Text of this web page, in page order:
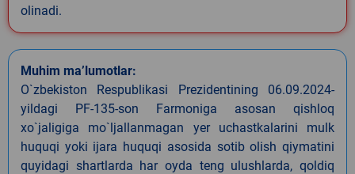
olinadi.
Muhim ma’lumotlar:
O`zbekiston Respublikasi Prezidentining 06.09.2024-
yildagi PF-135-son Farmoniga asosan qishloq
xo`jaligiga mo`ljallanmagan yer uchastkalarini mulk
huquqi yoki ijara huquqi asosida sotib olish qiymatini
quyidagi shartlarda har oyda teng ulushlarda, qoldiq